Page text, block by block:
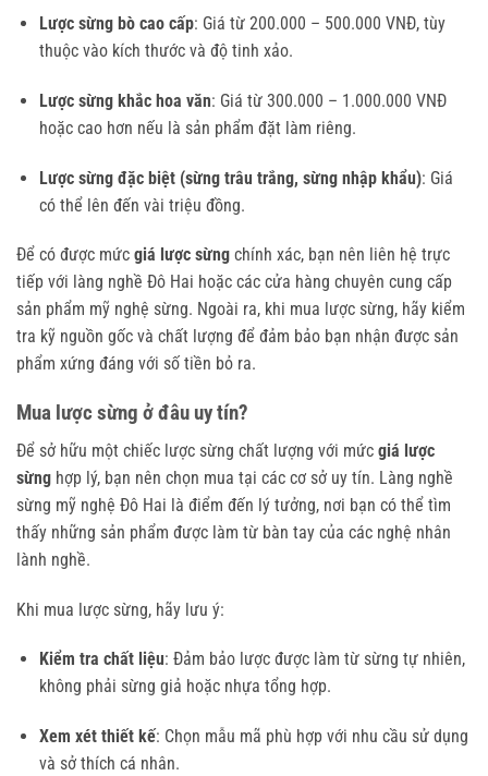
Lược sừng bò cao cấp: Giá từ 200.000 – 500.000 VNĐ, tùy
thuộc vào kích thước và độ tinh xảo.
Lược sừng khắc hoa văn: Giá từ 300.000 – 1.000.000 VNĐ
hoặc cao hơn nếu là sản phẩm đặt làm riêng.
Lược sừng đặc biệt (sừng trâu trắng, sừng nhập khẩu): Giá
có thể lên đến vài triệu đồng.
Để có được mức giá lược sừng chính xác, bạn nên liên hệ trực
tiếp với làng nghề Đô Hai hoặc các cửa hàng chuyên cung cấp
sản phẩm mỹ nghệ sừng. Ngoài ra, khi mua lược sừng, hãy kiểm
tra kỹ nguồn gốc và chất lượng để đảm bảo bạn nhận được sản
phẩm xứng đáng với số tiền bỏ ra.
Mua lược sừng ở đâu uy tín?
Để sở hữu một chiếc lược sừng chất lượng với mức giá lược
sừng hợp lý, bạn nên chọn mua tại các cơ sở uy tín. Làng nghề
sừng mỹ nghệ Đô Hai là điểm đến lý tưởng, nơi bạn có thể tìm
thấy những sản phẩm được làm từ bàn tay của các nghệ nhân
lành nghề.
Khi mua lược sừng, hãy lưu ý:
Kiểm tra chất liệu: Đảm bảo lược được làm từ sừng tự nhiên,
không phải sừng giả hoặc nhựa tổng hợp.
Xem xét thiết kế: Chọn mẫu mã phù hợp với nhu cầu sử dụng
và sở thích cá nhân.